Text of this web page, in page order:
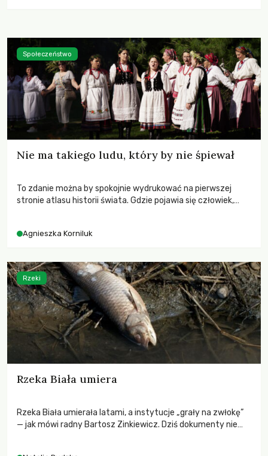
Nie ma takiego ludu, który by nie śpiewał
To zdanie można by spokojnie wydrukować na pierwszej
stronie atlasu historii świata. Gdzie pojawia się człowiek,
śpiewana nie tłumom, lecz nucona do snu jednemu, małemu
Agnieszka Korniluk
Społeczeństwo
Rzeka Biała umiera
Rzeka Biała umierała latami, a instytucje „grały na zwłokę”
— jak mówi radny Bartosz Zinkiewicz. Dziś dokumenty nie
Rzeki